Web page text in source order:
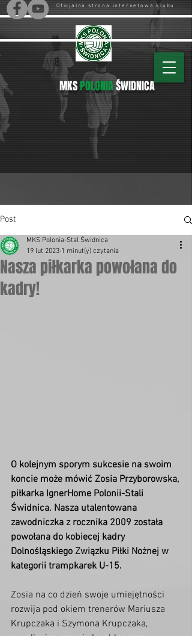
Oficjalna strona internetowa klubu
MKSPOLONIAŚWIDNICA
Post
Nasza piłkarka powołana do
kadry!
MKS Polonia-Stal Świdnica
19 lut 2023 1 minut(y) czytania
O kolejnym sporym sukcesie na swoim
koncie może mówić Zosia Przyborowska,
piłkarka IgnerHome Polonii-Stali
Świdnica. Nasza utalentowana
zawodniczka z rocznika 2009 została
powołana do kobiecej kadry
Dolnośląskiego Związku Piłki Nożnej w
kategorii trampkarek U-15.
Zosia na co dzień swoje umiejętności
rozwija pod okiem trenerów Mariusza
Krupczaka i Szymona Krupczaka,